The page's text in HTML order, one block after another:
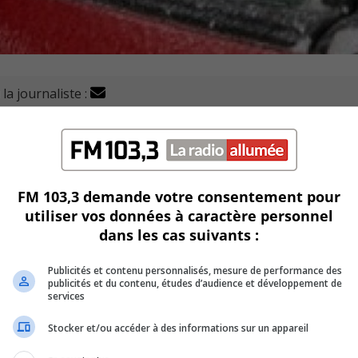
journaliste :
plus vigilants face aux phénomènes liés aux
de l’agglomération de Longueuil (SSIAL), Jean
Donald Fortin.
rapidement lors de la chute de verglas du 5 avril
pluies abondantes, les chaleurs accablantes ou encore
FM 103,3 demande votre consentement pour
utiliser vos données à caractère personnel
dans les cas suivants :
Publicités et contenu personnalisés, mesure de performance des
publicités et du contenu, études d’audience et développement de
services
Stocker et/ou accéder à des informations sur un appareil